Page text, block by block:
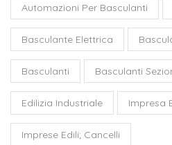
Automazioni Per Basculanti
Basculante Elettrica
Basculanti Basculanti
Edilizia Industriale Impresa
Imprese Edili; Cancelli